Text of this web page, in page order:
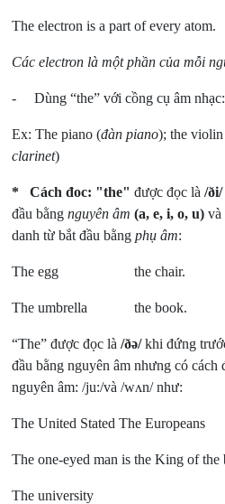
The electron is a part of every atom.
Các electron là một phần của mỗi
- Dùng “the” với cồng cụ âm nhạc:
Ex: The piano (đàn piano); the
clarinet)
* Cách đoc: "the" được đọc là/ði/
đầu bằngnguyên âm (a, e, i, o, u)
danh từ bắt đầu bằngphụ âm:
The egg the chair.
The umbrella the book.
“The” được đọc là/ðə/khi đứng
đầu bằng nguyên âm nhưng có cách
nguyên âm: /ju:/và /wʌn/ như:
The United Stated The Europeans
The one-eyed man is the King of the
The university